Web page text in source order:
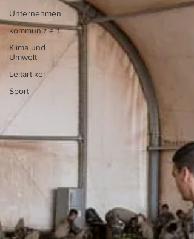
Unternehmen
kommuniziert
Klima und
Umwelt
Leitartikel
Sport